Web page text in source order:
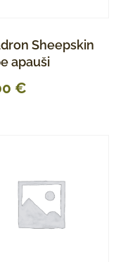
Sheepskin
apauši
€